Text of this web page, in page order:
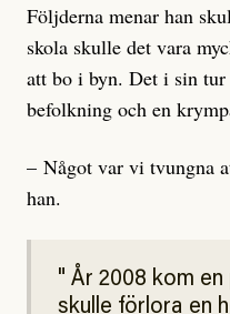
Följderna menar han
skola skulle det vara
att bo i byn. Det i sin
befolkning och en
– Något var vi tvungna
han.
År 2008 kom
skulle förlora en